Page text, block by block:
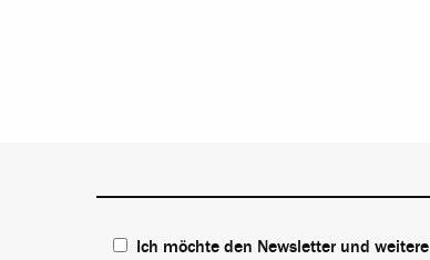
Ich möchte den Newsletter und weitere